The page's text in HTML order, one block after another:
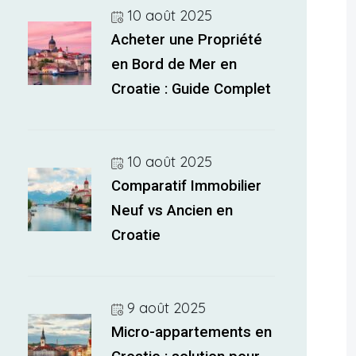
10 août 2025
Acheter une Propriété
en Bord de Mer en
Croatie : Guide Complet
10 août 2025
Comparatif Immobilier
Neuf vs Ancien en
Croatie
9 août 2025
Micro-appartements en